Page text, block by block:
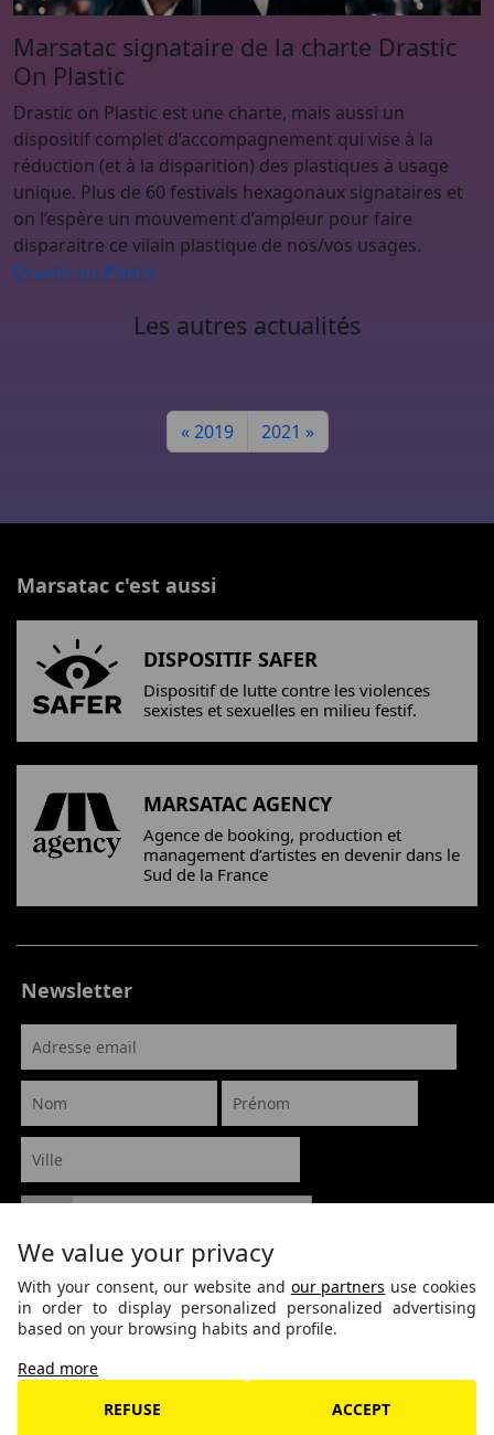
Marsatac signataire de la charte Drastic
On Plastic
Drastic on Plastic est une charte, mais aussi un
dispositif complet d’accompagnement qui vise à la
réduction (et à la disparition) des plastiques à usage
unique. Plus de 60 festivals hexagonaux signataires et
on l’espère un mouvement d’ampleur pour faire
disparaitre ce vilain plastique de nos/vos usages.
Drastic on Plastic
Les autres actualités
2019 2021
Marsatac c'est aussi
DISPOSITIF SAFER
Dispositif de lutte contre les violences
sexistes et sexuelles en milieu festif.
MARSATAC AGENCY
Agence de booking, production et
management d’artistes en devenir dans le
Sud de la France
Newsletter
We value your privacy
With your consent, our website and our partners use cookies
in order to display personalized personalized advertising
based on your browsing habits and profile.
Read more
REFUSE
ACCEPT